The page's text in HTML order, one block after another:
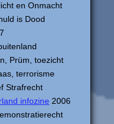
en Onmacht
is Dood
Prüm, toezicht
terrorisme
Strafrecht
infozine 2006